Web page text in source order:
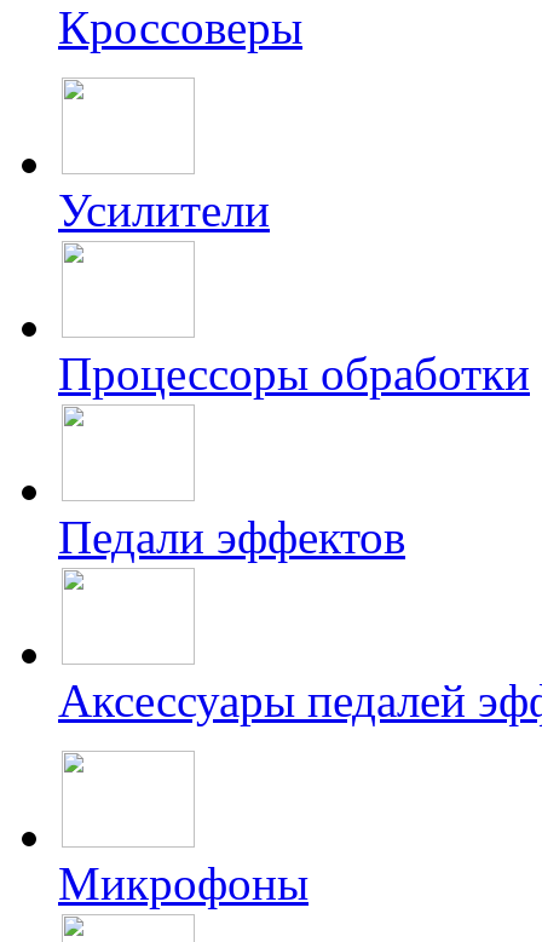
Кроссоверы
Усилители
Процессоры обработки
Педали эффектов
Аксессуары педалей
Микрофоны